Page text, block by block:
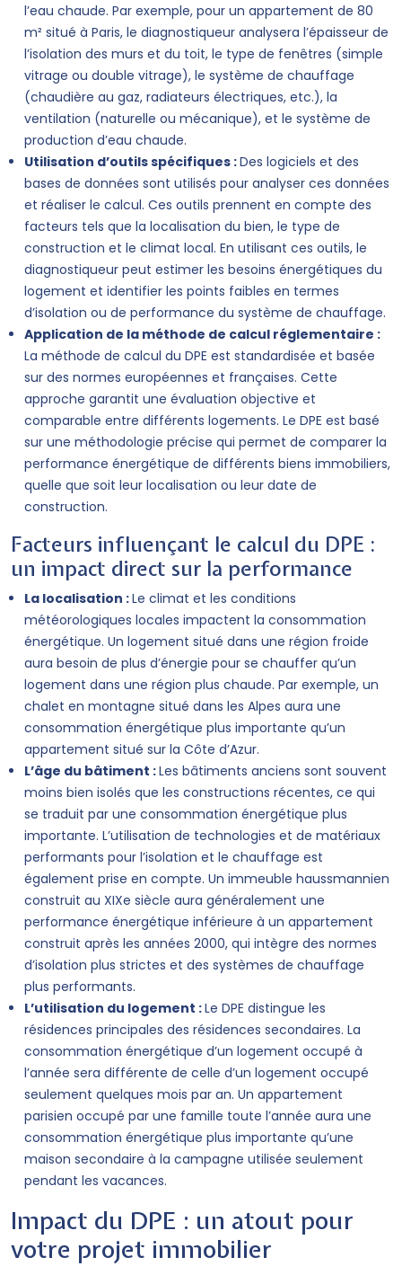
l’eau chaude. Par exemple, pour un appartement de 80
m² situé à Paris, le diagnostiqueur analysera l’épaisseur de
l’isolation des murs et du toit, le type de fenêtres (simple
vitrage ou double vitrage), le système de chauffage
(chaudière au gaz, radiateurs électriques, etc.), la
ventilation (naturelle ou mécanique), et le système de
production d’eau chaude.
Utilisation d’outils spécifiques :Des logiciels et des
bases de données sont utilisés pour analyser ces données
et réaliser le calcul. Ces outils prennent en compte des
facteurs tels que la localisation du bien, le type de
construction et le climat local. En utilisant ces outils, le
diagnostiqueur peut estimer les besoins énergétiques du
logement et identifier les points faibles en termes
d’isolation ou de performance du système de chauffage.
Application de la méthode de calcul réglementaire :
La méthode de calcul du DPE est standardisée et basée
sur des normes européennes et françaises. Cette
approche garantit une évaluation objective et
comparable entre différents logements. Le DPE est basé
sur une méthodologie précise qui permet de comparer la
performance énergétique de différents biens immobiliers,
quelle que soit leur localisation ou leur date de
construction.
Facteurs influençant le calcul du DPE :
un impact direct sur la performance
La localisation :Le climat et les conditions
météorologiques locales impactent la consommation
énergétique. Un logement situé dans une région froide
aura besoin de plus d’énergie pour se chauffer qu’un
logement dans une région plus chaude. Par exemple, un
chalet en montagne situé dans les Alpes aura une
consommation énergétique plus importante qu’un
appartement situé sur la Côte d’Azur.
L’âge du bâtiment :Les bâtiments anciens sont souvent
moins bien isolés que les constructions récentes, ce qui
se traduit par une consommation énergétique plus
importante. L’utilisation de technologies et de matériaux
performants pour l’isolation et le chauffage est
également prise en compte. Un immeuble haussmannien
construit au XIXe siècle aura généralement une
performance énergétique inférieure à un appartement
construit après les années 2000, qui intègre des normes
d’isolation plus strictes et des systèmes de chauffage
plus performants.
L’utilisation du logement :Le DPE distingue les
résidences principales des résidences secondaires. La
consommation énergétique d’un logement occupé à
l’année sera différente de celle d’un logement occupé
seulement quelques mois par an. Un appartement
parisien occupé par une famille toute l’année aura une
consommation énergétique plus importante qu’une
maison secondaire à la campagne utilisée seulement
pendant les vacances.
Impact du DPE : un atout pour
votre projet immobilier